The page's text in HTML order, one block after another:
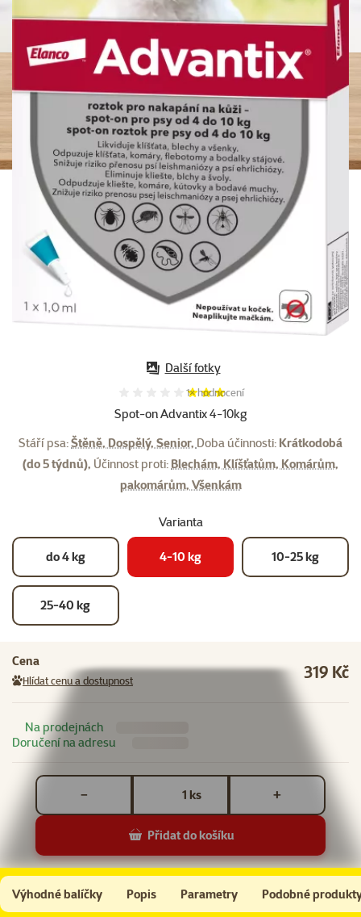
Spot-on Advantix 4-10kg
Hodnocení 60%, počet hodnocení:
1×hodnocení
Stáří psa:Štěně, Dospělý, Senior, Doba účinnosti: Krátkodobá
(do 5 týdnů), Účinnost proti: Blechám, Klíšťatům, Komárům,
pakomárům, Všenkám
Varianta
do 4 kg 4-10 kg 10-25 kg
25-40 kg
Cena
Hlídat cenu a dostupnost 319 Kč
Na prodejnách
Doručení na adresu
ks
− +
Přidat do košíku
Další fotky
Spot-on Advantix 4-10kg
Do košíku
Výhodné balíčky Popis Parametry Podobné
Na začátek stránky